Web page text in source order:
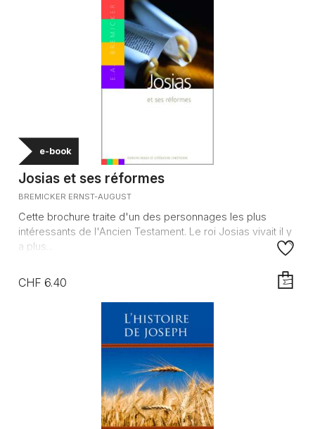
e-book
Josias et ses réformes
BREMICKER ERNST-AUGUST
Cette brochure traite d'un des personnages les plus
intéressants de l'Ancien Testament. Le roi Josias vivait il y
a plus...
CHF 6.40